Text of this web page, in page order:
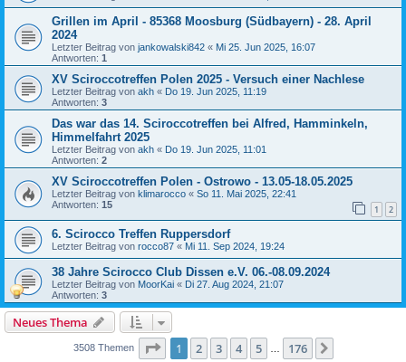
Grillen im April - 85368 Moosburg (Südbayern) - 28. April
2024
Letzter Beitrag von jankowalski842 « Mi 25. Jun 2025, 16:07
Antworten: 1
XV Sciroccotreffen Polen 2025 - Versuch einer Nachlese
Letzter Beitrag von akh « Do 19. Jun 2025, 11:19
Antworten: 3
Das war das 14. Sciroccotreffen bei Alfred, Hamminkeln,
Himmelfahrt 2025
Letzter Beitrag von akh « Do 19. Jun 2025, 11:01
Antworten: 2
XV Sciroccotreffen Polen - Ostrowo - 13.05-18.05.2025
Letzter Beitrag von klimarocco « So 11. Mai 2025, 22:41
Antworten: 15 1 2
6. Scirocco Treffen Ruppersdorf
Letzter Beitrag von rocco87 « Mi 11. Sep 2024, 19:24
38 Jahre Scirocco Club Dissen e.V. 06.-08.09.2024
Letzter Beitrag von MoorKai « Di 27. Aug 2024, 21:07
Antworten: 3
Neues Thema
3508 Themen Seite 1von 176
1 2 3 4 5 176